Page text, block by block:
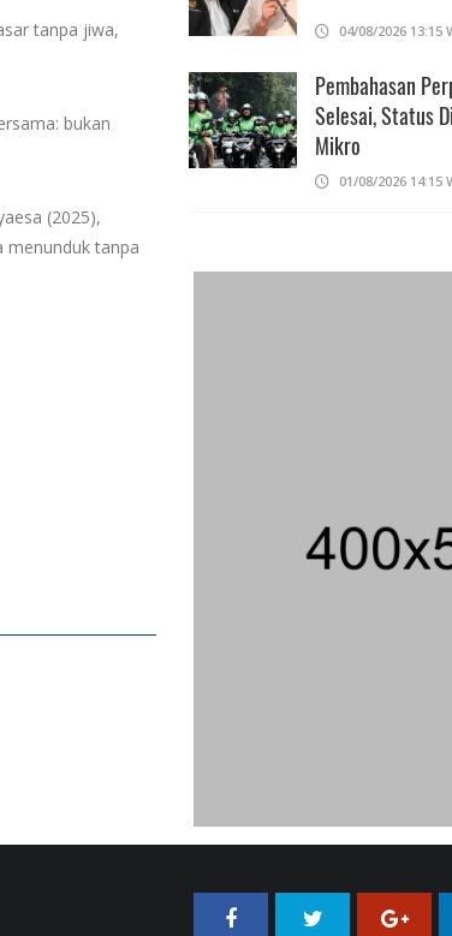
tanpa jiwa,
bukan
(2025),
menunduk tanpa
04/08/2026 13:15
Pembahasan
Selesai, Status
Mikro
01/08/2026 14:15
Bulan
SPPG Karangturi
02/08/2026 14:42
31/07/2026
Nasional